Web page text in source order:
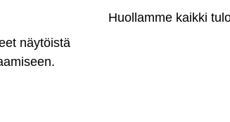
näytöistä
Huollamme kaikki